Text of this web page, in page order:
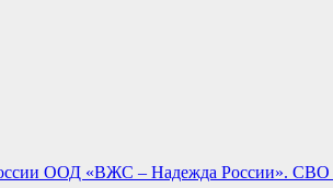
ООД «ВЖС – Надежда России». СВО